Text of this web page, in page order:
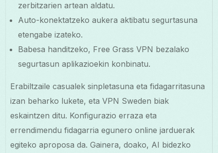
zerbitzarien artean aldatu.
Auto-konektatzeko aukera aktibatu segurtasuna
etengabe izateko.
Babesa handitzeko, Free Grass VPN bezalako
segurtasun aplikazioekin konbinatu.
Erabiltzaile casualek sinpletasuna eta fidagarritasuna
izan beharko lukete, eta VPN Sweden biak
eskaintzen ditu. Konfigurazio erraza eta
errendimendu fidagarria egunero online jarduerak
egiteko aproposa da. Gainera, doako, AI bidezko